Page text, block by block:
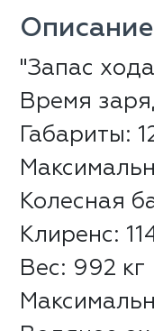
Описание
"Запас
Время
Габариты:
Колесная
Клиренс:
Вес: 992 кг